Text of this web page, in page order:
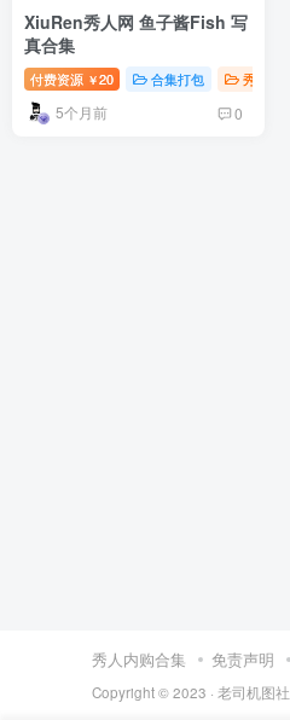
XiuRen秀人网 鱼子酱Fish 写
真合集
付费资源 ￥20 合集打包 秀人写真
5个月前 0
秀人内购合集 免责声明
Copyright © 2023 · 老司机图社